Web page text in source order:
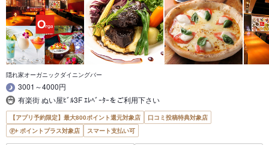
隠れ家オーガニックダイニングバー
3001～4000円
有楽街 ぬい屋ﾋﾞﾙ3F ｴﾚﾍﾞｰﾀｰをご利用下さい
【アプリ予約限定】最大800ポイント還元対象店
口コミ投稿特典対象店
ポイントプラス対象店
スマート支払い可